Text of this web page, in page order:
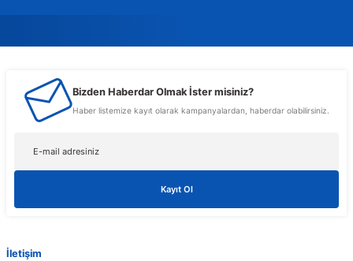
Murat Gencer
Musterileri ile cok alakali, temsilcileri ise cok nazik ve ilgili
Tolga Koç
1 sene önce aldığım t600 ekran kartımda bir problem olduğunu düşünerek
Bizden Haberdar Olmak İster misiniz?
Haber listemize kayıt olarak kampanyalardan, haberdar olabilirsiniz.
Kayıt Ol
İletişim